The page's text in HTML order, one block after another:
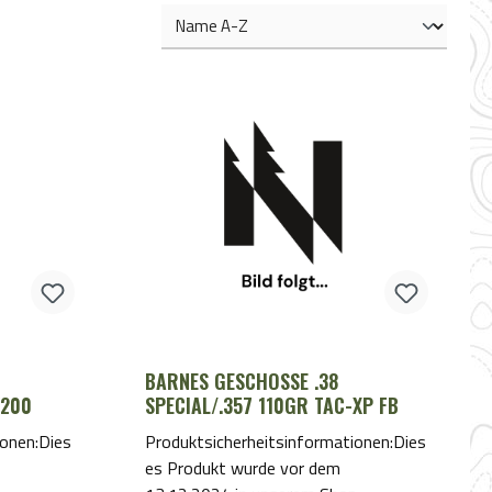
BARNES GESCHOSSE .38
SPECIAL/.357 110GR TAC-XP FB
Produktsicherheitsinformationen:Dies
es Produkt wurde vor dem